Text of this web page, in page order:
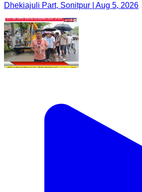
Dhekiajuli Part, Sonitpur | Aug 5, 2026